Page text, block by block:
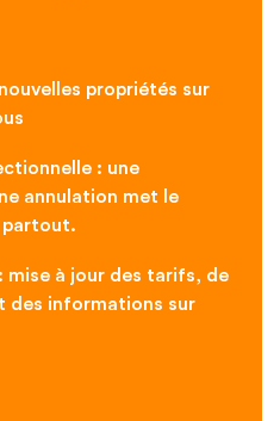
propriétés sur
: une
annulation met le
partout.
mise à jour des tarifs, de
des informations sur